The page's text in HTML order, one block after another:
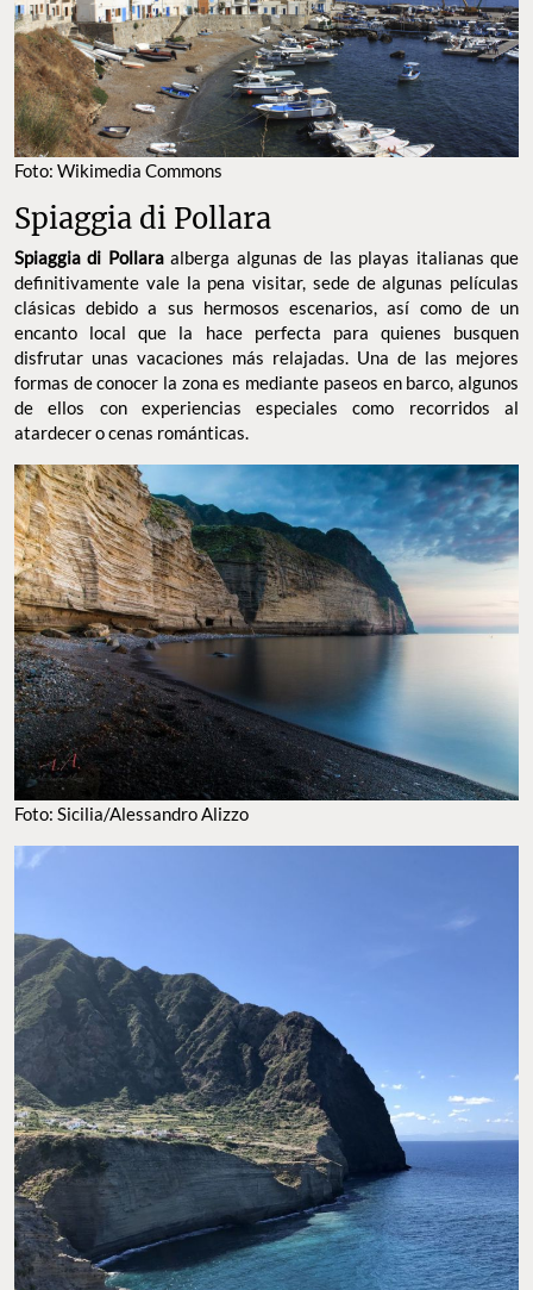
FOTO: WIKIMEDIA COMMONS
Spiaggia di Pollara
Spiaggia di Pollaraalberga algunas de las playas italianas que
definitivamente vale la pena visitar, sede de algunas películas
clásicas debido a sus hermosos escenarios, así como de un
encanto local que la hace perfecta para quienes busquen
disfrutar unas vacaciones más relajadas. Una de las mejores
formas de conocer la zona es mediante paseos en barco,
algunos de ellos con experiencias especiales como recorridos al
atardecer o cenas románticas.